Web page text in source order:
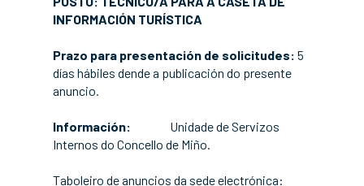
INFORMACIÓN TURÍSTICA
Prazo para presentación de solicitudes: 5
días hábiles dende a publicación do presente
anuncio.
Información: Unidade de Servizos
Internos do Concello de Miño.
Taboleiro de anuncios da sede electrónica: